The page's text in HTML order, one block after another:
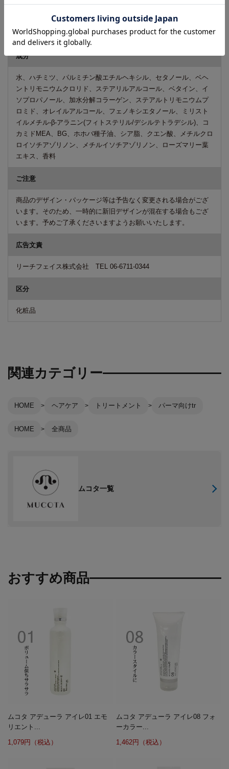
シャンプー後、適量を毛髪に塗布し、なじませた後、お湯ですす
いでください。
成分
水、ハチミツ、パルミチン酸エチルヘキシル、セタノール、ベヘ
ントリモニウムクロリド、ステアリルアルコール、ベタイン、イ
ソプロパノール、加水分解コラーゲン、ステアルトリモニウムプ
ロミド、オレイルアルコール、フェノキシエタノール、ミリスト
イルメチル-β-アラニン(フィトステリル/デシルテトラデシル)、コ
カミドMEA、BG、ホホバ種子油、シア脂、クエン酸、メチルクロ
ロイソチアゾリノン、メチルイソチアゾリノン、ローズマリー葉
エキス、香料
ご注意
商品のデザイン・パッケージ等は予告なく変更される場合がござ
います。そのため、一時的に新旧デザインが混在する場合もござ
います。予めご了承くださいますようお願いいたします。
広告文責
リーチフェイス株式会社 TEL 06-6711-0344
区分
化粧品
関連カテゴリー
HOME ヘアケア トリートメント パーマ向けtr
HOME 全商品
ムコタ一覧
おすすめ商品
ムコタ アデューラ アイレ01 エモ
リエント...
1,079円（税込）
ムコタ アデューラ アイレ08 フォ
ーカラー...
1,462円（税込）